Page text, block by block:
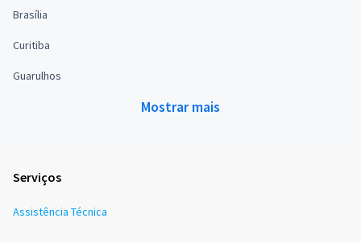
Brasília
Curitiba
Guarulhos
Mostrar mais
Serviços
Assistência Técnica